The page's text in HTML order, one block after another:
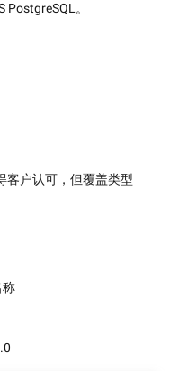
。
客户认可，但覆盖类型
称